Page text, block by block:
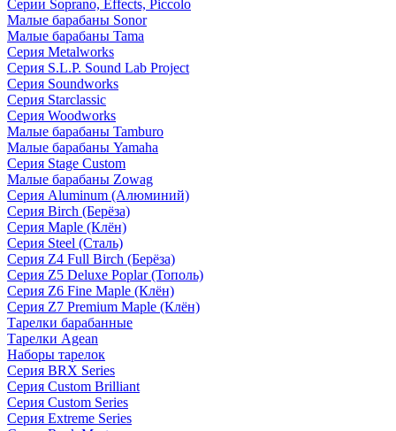
Серии Soprano, Effects, Piccolo
Малые барабаны Sonor
Малые барабаны Tama
Серия Metalworks
Серия S.L.P. Sound Lab Project
Серия Soundworks
Серия Starclassic
Серия Woodworks
Малые барабаны Tamburo
Малые барабаны Yamaha
Серия Stage Custom
Малые барабаны Zowag
Серия Aluminum (Алюминий)
Серия Birch (Берёза)
Серия Maple (Клён)
Серия Steel (Сталь)
Серия Z4 Full Birch (Берёза)
Серия Z5 Deluxe Poplar (Тополь)
Серия Z6 Fine Maple (Клён)
Серия Z7 Premium Maple (Клён)
Тарелки барабанные
Тарелки Agean
Наборы тарелок
Серия BRX Series
Серия Custom Brilliant
Серия Custom Series
Серия Extreme Series